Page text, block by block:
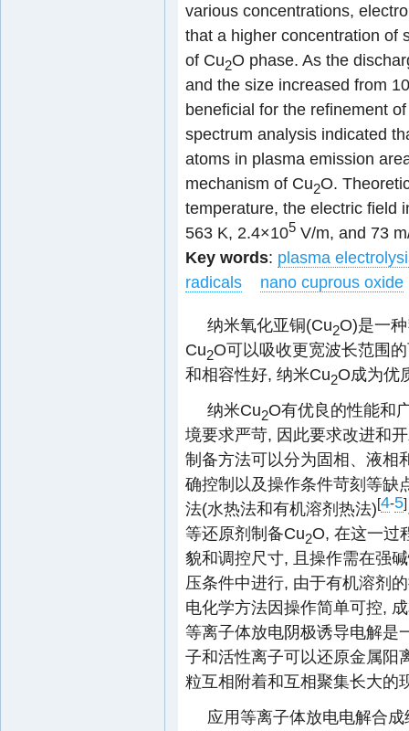
various concentrations,
that a higher concentration of
of Cu2O phase. As the
and the size increased from
beneficial for the refinement
spectrum analysis indicated
atoms in plasma emission
mechanism of Cu2O.
temperature, the electric field
563 K, 2.4×105 V/m, and 73
Key words: plasma
radicals
nano cuprous oxide
纳米氧化亚铜(Cu2O)是一
Cu2O可以吸收更宽波长范围
和相容性好, 纳米Cu2O成为优
纳米Cu2O有优良的性能和
境要求严苛, 因此要求改进和
制备方法可以分为固相、液相
确控制以及操作条件苛刻等缺
法(水热法和有机溶剂热法)[4-5]
等还原剂制备Cu2O, 在这一过
貌和调控尺寸, 且操作需在强
压条件中进行, 由于有机溶剂
电化学方法因操作简单可控,
等离子体放电阴极诱导电解是
子和活性离子可以还原金属阳
粒互相附着和互相聚集长大的
应用等离子体放电电解合